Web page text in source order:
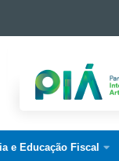
e Educação Fiscal